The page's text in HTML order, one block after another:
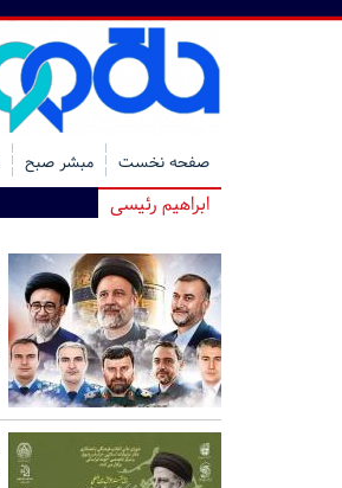
صفحه نخست مبشر صبح
ابراهیم رئیسی